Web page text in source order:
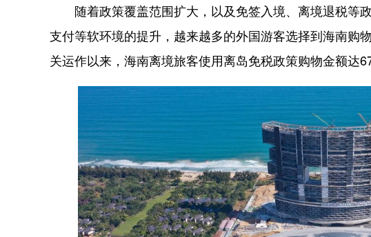
随着政策覆盖范围扩大，以及免签入境、离境退税等
支付等软环境的提升，越来越多的外国游客选择到海南购
关运作以来，海南离境旅客使用离岛免税政策购物金额达